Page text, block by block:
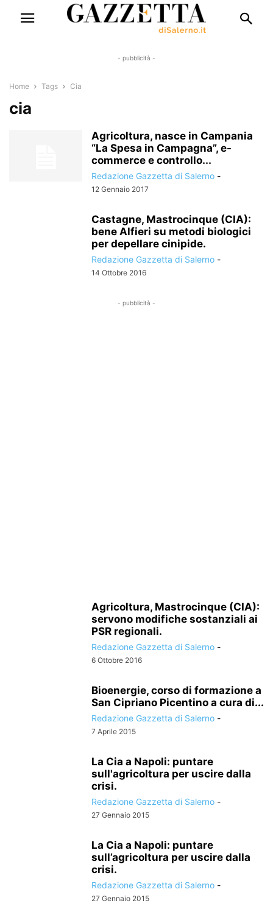
- pubblicità -
Home Tags Cia
cia
Agricoltura, nasce in Campania
“La Spesa in Campagna”, e-
commerce e controllo...
Redazione Gazzetta di Salerno -
12 Gennaio 2017
Castagne, Mastrocinque (CIA):
bene Alfieri su metodi biologici
per depellare cinipide.
Redazione Gazzetta di Salerno -
14 Ottobre 2016
- pubblicità -
Agricoltura, Mastrocinque (CIA):
servono modifiche sostanziali ai
PSR regionali.
Redazione Gazzetta di Salerno -
6 Ottobre 2016
Bioenergie, corso di formazione a
San Cipriano Picentino a cura di...
Redazione Gazzetta di Salerno -
7 Aprile 2015
La Cia a Napoli: puntare
sull'agricoltura per uscire dalla
crisi.
Redazione Gazzetta di Salerno -
27 Gennaio 2015
La Cia a Napoli: puntare
sull’agricoltura per uscire dalla
crisi.
Redazione Gazzetta di Salerno -
27 Gennaio 2015